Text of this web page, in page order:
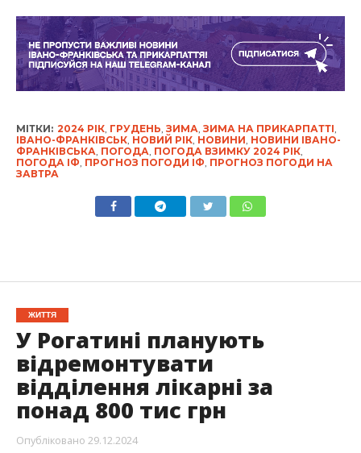
МІТКИ: 2024 РІК, ГРУДЕНЬ, ЗИМА, ЗИМА НА ПРИКАРПАТТІ,
ІВАНО-ФРАНКІВСЬК, НОВИЙ РІК, НОВИНИ, НОВИНИ ІВАНО-
ФРАНКІВСЬКА, ПОГОДА, ПОГОДА ВЗИМКУ 2024 РІК,
ПОГОДА ІФ, ПРОГНОЗ ПОГОДИ ІФ, ПРОГНОЗ ПОГОДИ НА
ЗАВТРА
ЖИТТЯ
У Рогатині планують
відремонтувати
відділення лікарні за
понад 800 тис грн
Опубліковано 29.12.2024